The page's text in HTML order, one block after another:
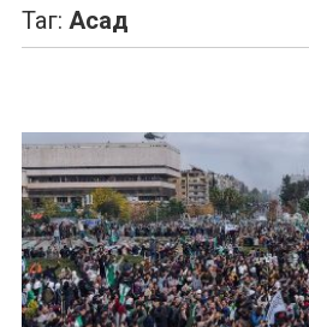
Таг: Асад